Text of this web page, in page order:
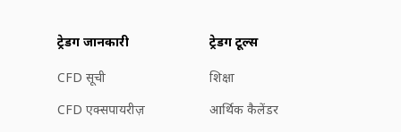
ट्रेडिंग जानकारी
CFD सूची
CFD एक्सपायरीज़
ट्रेडिंग टूल्स
शिक्षा
आर्थिक कैलेंडर